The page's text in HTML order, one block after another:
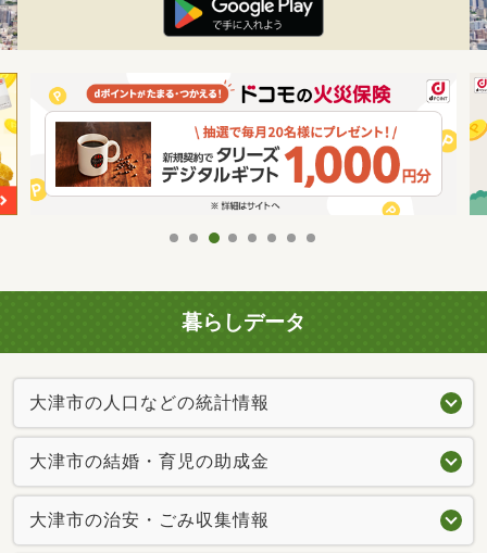
暮らしデータ
大津市の人口などの統計情報
大津市の結婚・育児の助成金
大津市の治安・ごみ収集情報